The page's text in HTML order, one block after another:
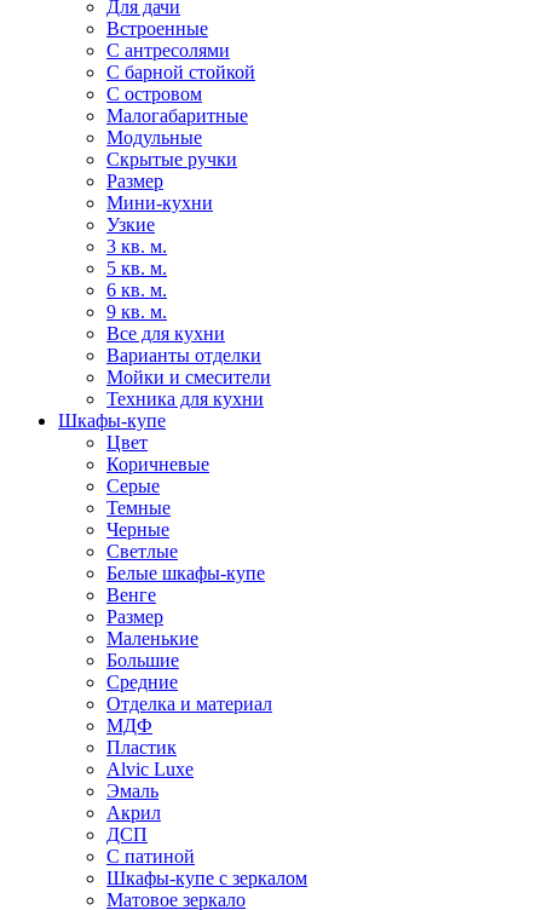
Для дачи
Встроенные
С антресолями
С барной стойкой
С островом
Малогабаритные
Модульные
Скрытые ручки
Размер
Мини-кухни
Узкие
3 кв. м.
5 кв. м.
6 кв. м.
9 кв. м.
Все для кухни
Варианты отделки
Мойки и смесители
Техника для кухни
Шкафы-купе
Цвет
Коричневые
Серые
Темные
Черные
Светлые
Белые шкафы-купе
Венге
Размер
Маленькие
Большие
Средние
Отделка и материал
МДФ
Пластик
Alvic Luxe
Эмаль
Акрил
ДСП
С патиной
Шкафы-купе с зеркалом
Матовое зеркало